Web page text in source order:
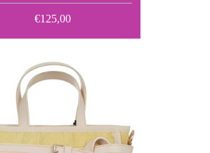
€125,00